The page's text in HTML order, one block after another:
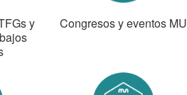
y
Congresos y eventos MU